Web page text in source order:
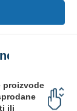
proizvode
ili